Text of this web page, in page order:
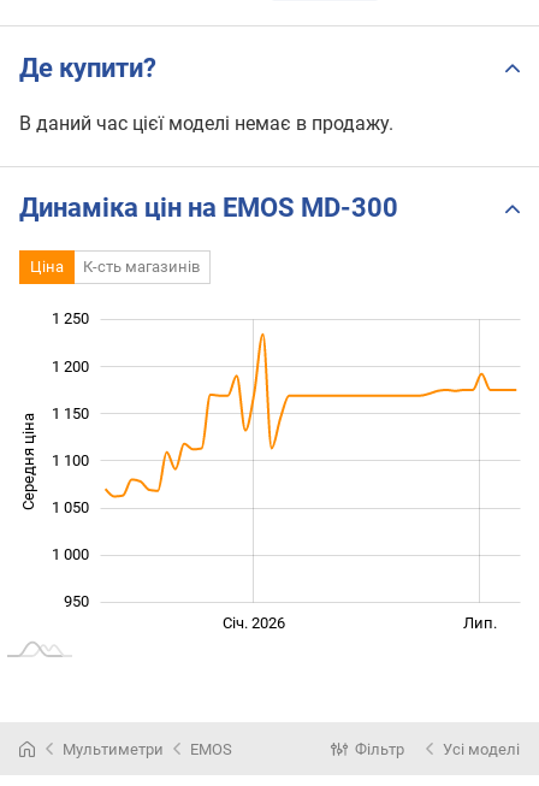
Де купити?
В даний час цієї моделі немає в продажу.
Динаміка цін на EMOS MD-300
Ціна К-сть магазинів
Середня ціна 1 000
950
1 000
1 050
1 100
1 150
1 200
1 250
Січ. 2026 Лип.
Мультиметри EMOS Фільтр Усі моделі